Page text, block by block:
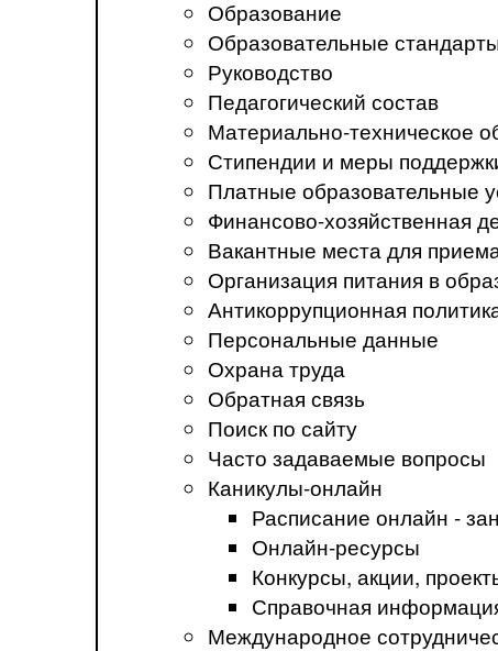
Образование
Образовательные
Руководство
Педагогический состав
Материально-техническое
Стипендии и меры
Платные образовательные
Финансово-хозяйственная
Вакантные места для
Организация питания в
Антикоррупционная
Персональные данные
Охрана труда
Обратная связь
Поиск по сайту
Часто задаваемые вопросы
Каникулы-онлайн
Расписание онлайн -
Онлайн-ресурсы
Конкурсы, акции,
Справочная
Международное